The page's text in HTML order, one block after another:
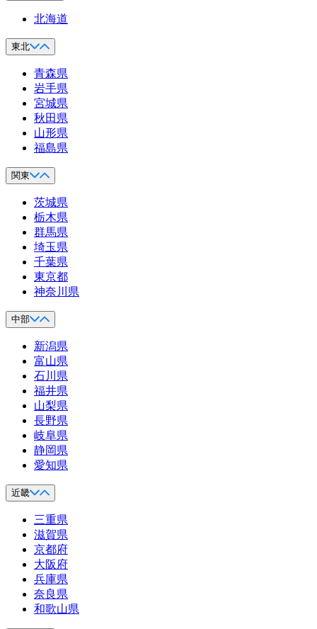
北海道
東北
青森県
岩手県
宮城県
秋田県
山形県
福島県
関東
茨城県
栃木県
群馬県
埼玉県
千葉県
東京都
神奈川県
中部
新潟県
富山県
石川県
福井県
山梨県
長野県
岐阜県
静岡県
愛知県
近畿
三重県
滋賀県
京都府
大阪府
兵庫県
奈良県
和歌山県